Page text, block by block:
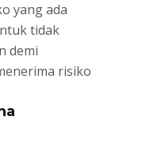
yang ada
tidak
demi
risiko